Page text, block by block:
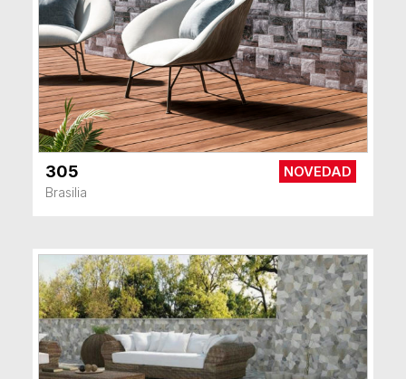
305
Brasilia
NOVEDAD